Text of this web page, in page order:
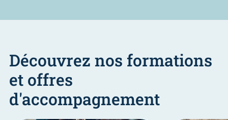
Découvrez nos formations
et offres
d'accompagnement